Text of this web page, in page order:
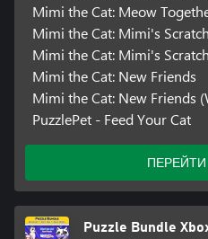
Mimi the Cat: Meow
Mimi the Cat: Mimi's
Mimi the Cat: Mimi's
Mimi the Cat: New Friends
Mimi the Cat: New Friends
PuzzlePet - Feed Your Cat
Puzzle Bundle